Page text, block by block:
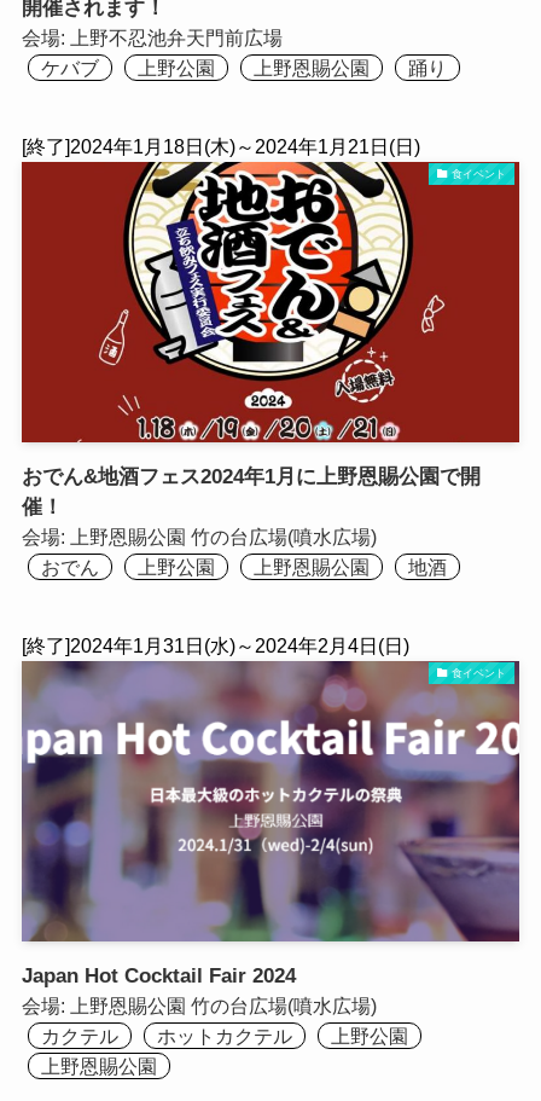
開催されます！
会場:
上野不忍池弁天門前広場
ケバブ
上野公園 上野恩賜公園 踊り
[終了]2024年1月18日(木)～2024年1月21日(日)
食イベント
おでん&地酒フェス2024年1月に上野恩賜公園で開
催！
会場:
上野恩賜公園 竹の台広場(噴水広場)
おでん
上野公園 上野恩賜公園 地酒
[終了]2024年1月31日(水)～2024年2月4日(日)
食イベント
Japan Hot Cocktail Fair 2024
会場:
上野恩賜公園 竹の台広場(噴水広場)
カクテル
ホットカクテル
上野公園
上野恩賜公園